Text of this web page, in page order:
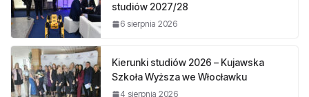
studiów 2027/28
6 sierpnia 2026
Kierunki studiów 2026 – Kujawska
Szkoła Wyższa we Włocławku
4 sierpnia 2026